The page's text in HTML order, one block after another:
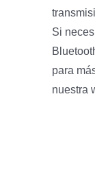
Si
para
nuestra